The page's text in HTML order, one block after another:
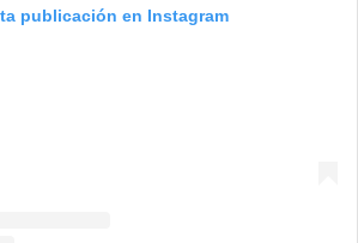
publicación en Instagram